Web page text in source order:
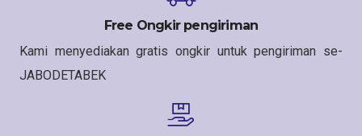
Free Ongkir pengiriman
Kami menyediakan gratis ongkir untuk pengiriman se-
JABODETABEK